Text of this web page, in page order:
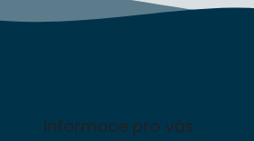
Informace pro vás